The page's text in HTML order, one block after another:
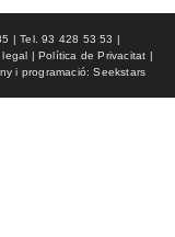
| Tel. 93 428 53 53 |
| Política de Privacitat |
i programació: Seekstars